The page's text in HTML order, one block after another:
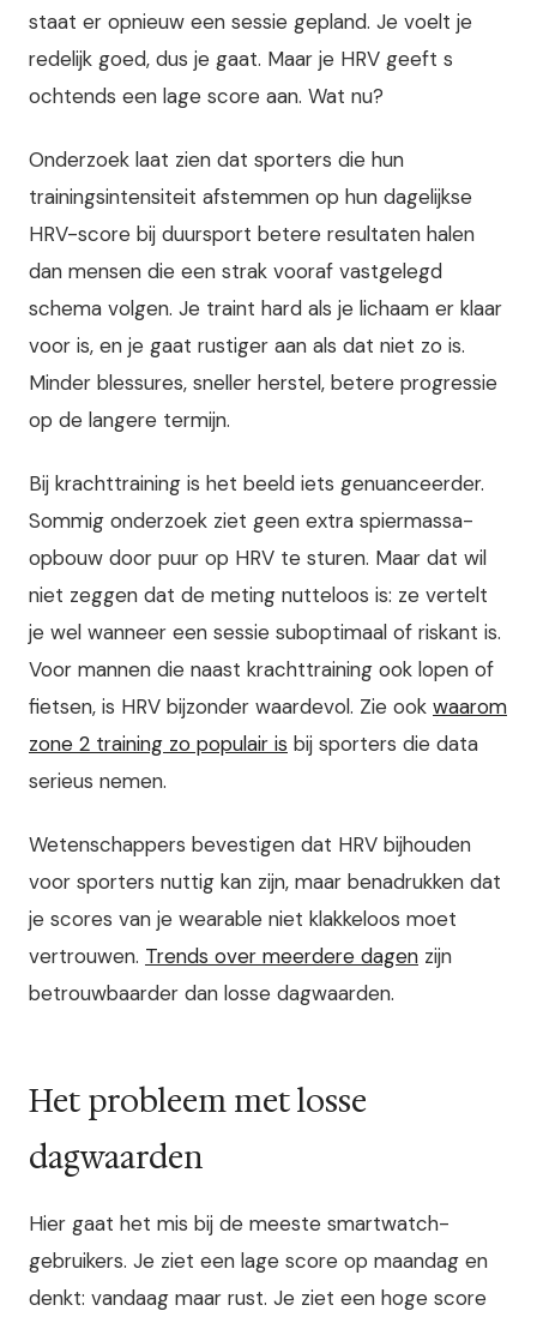
staat er opnieuw een sessie gepland. Je voelt je
redelijk goed, dus je gaat. Maar je HRV geeft s
ochtends een lage score aan. Wat nu?
Onderzoek laat zien dat sporters die hun
trainingsintensiteit afstemmen op hun dagelijkse
HRV-score bij duursport betere resultaten halen
dan mensen die een strak vooraf vastgelegd
schema volgen. Je traint hard als je lichaam er klaar
voor is, en je gaat rustiger aan als dat niet zo is.
Minder blessures, sneller herstel, betere progressie
op de langere termijn.
Bij krachttraining is het beeld iets genuanceerder.
Sommig onderzoek ziet geen extra spiermassa-
opbouw door puur op HRV te sturen. Maar dat wil
niet zeggen dat de meting nutteloos is: ze vertelt
je wel wanneer een sessie suboptimaal of riskant is.
Voor mannen die naast krachttraining ook lopen of
fietsen, is HRV bijzonder waardevol. Zie ook waarom
zone 2 training zo populair is bij sporters die data
serieus nemen.
Wetenschappers bevestigen dat HRV bijhouden
voor sporters nuttig kan zijn, maar benadrukken dat
je scores van je wearable niet klakkeloos moet
vertrouwen. Trends over meerdere dagen zijn
betrouwbaarder dan losse dagwaarden.
Het probleem met losse
dagwaarden
Hier gaat het mis bij de meeste smartwatch-
gebruikers. Je ziet een lage score op maandag en
denkt: vandaag maar rust. Je ziet een hoge score